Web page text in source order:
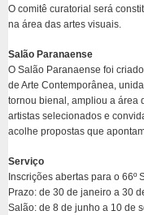
O comitê curatorial será
na área das artes visuais.
Salão Paranaense
O Salão Paranaense foi
de Arte Contemporânea,
tornou bienal, ampliou a área
artistas selecionados e
acolhe propostas que
Serviço
Inscrições abertas para o 66º
Prazo: de 30 de janeiro a 30
Salão: de 8 de junho a 10 de